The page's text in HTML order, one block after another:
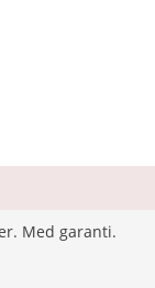
Med garanti.